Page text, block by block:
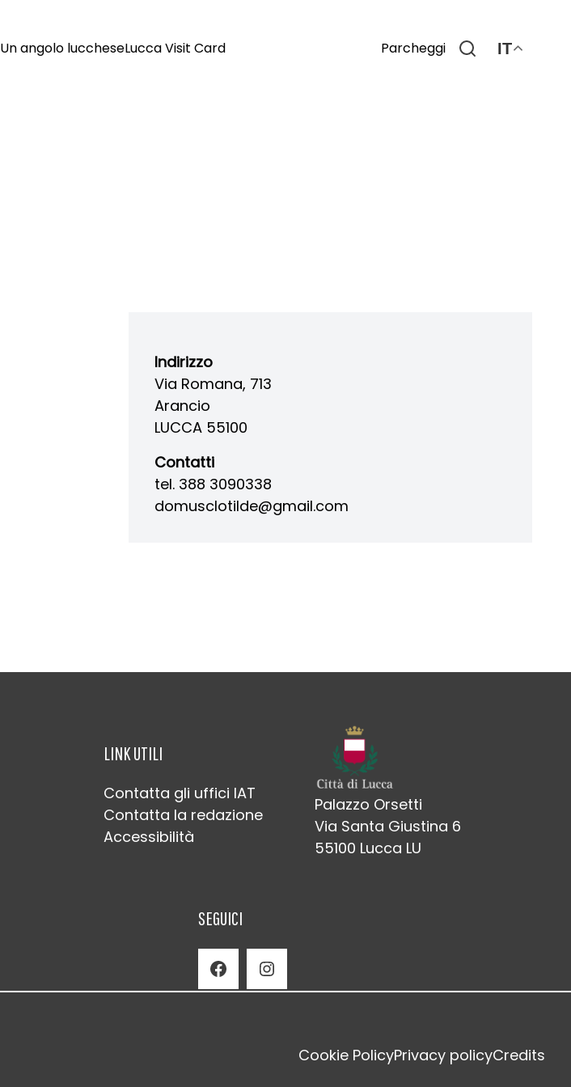
Un angolo luccheseLucca Visit Card Parcheggi IT
Indirizzo
Via Romana, 713
Arancio
LUCCA 55100
Contatti
tel. 388 3090338
domusclotilde@gmail.com
LINK UTILI
Contatta gli uffici IAT
Contatta la redazione
Accessibilità
Palazzo Orsetti
Via Santa Giustina 6
55100 Lucca LU
SEGUICI
Facebook Instagram
Cookie PolicyPrivacy policyCredits